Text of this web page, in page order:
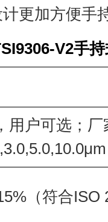
更加方便手
V2手
用户可选；
（符合ISO